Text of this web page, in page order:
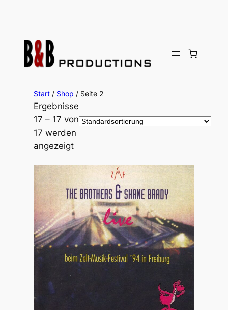
Start / Shop / Seite 2
Ergebnisse
17 – 17 von
17 werden
angezeigt